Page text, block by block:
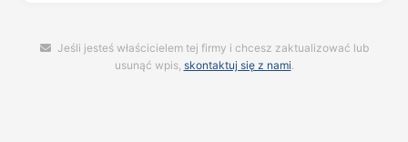
Jeśli jesteś właścicielem tej firmy i chcesz zaktualizować lub
usunąć wpis, skontaktuj się z nami.